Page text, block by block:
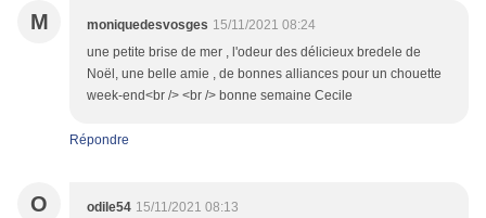
M moniquedesvosges 15/11/2021 08:24
une petite brise de mer , l'odeur des délicieux bredele de
Noël, une belle amie , de bonnes alliances pour un chouette
week-end<br /> <br /> bonne semaine Cecile
Répondre
O odile54 15/11/2021 08:13